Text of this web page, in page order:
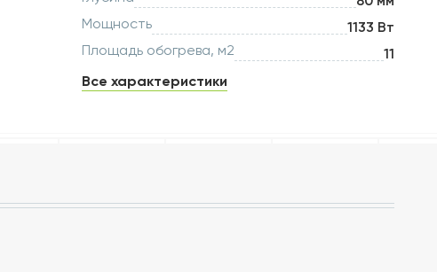
Мощность 1133 Вт
Площадь обогрева, м2 11
Все характеристики